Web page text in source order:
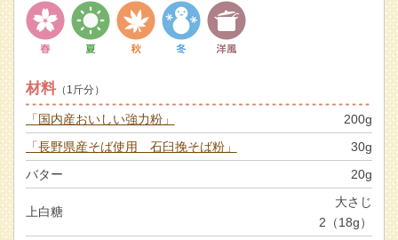
材料（1斤分）
「国内産おいしい強力粉」
200g
「長野県産そば使用 石臼挽そば粉」
30g
バター
20g
上白糖
大さじ
2（18g）